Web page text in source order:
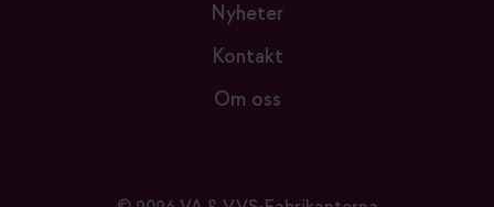
Nyheter
Kontakt
Om oss